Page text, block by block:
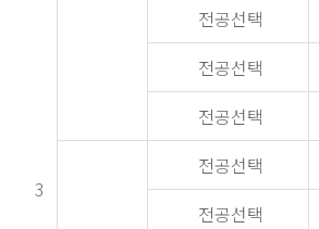
3
전공선택
전공선택
전공선택
전공선택
전공선택